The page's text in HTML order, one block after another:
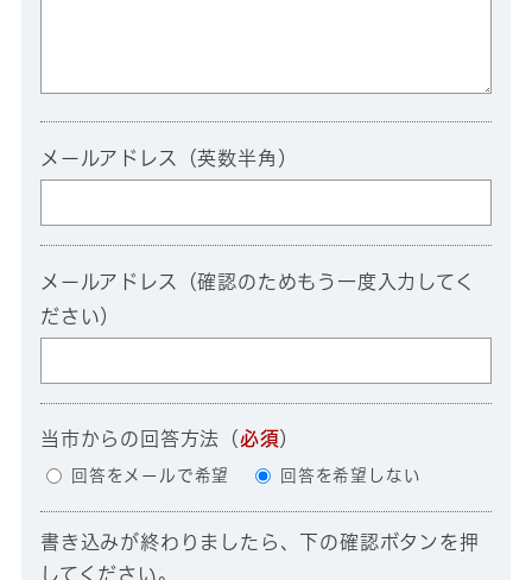
メールアドレス（英数半角）
メールアドレス（確認のためもう一度入力してく
ださい）
当市からの回答方法 （必須）
回答をメールで希望 回答を希望しない
書き込みが終わりましたら、下の確認ボタンを押
してください。